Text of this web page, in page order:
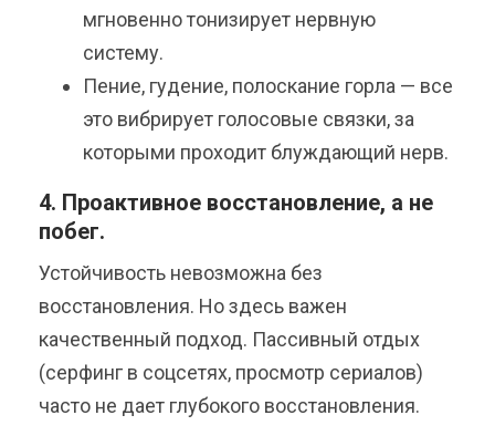
мгновенно тонизирует нервную
систему.
Пение, гудение, полоскание горла — все
это вибрирует голосовые связки, за
которыми проходит блуждающий нерв.
4. Проактивное восстановление, а не
побег.
Устойчивость невозможна без
восстановления. Но здесь важен
качественный подход. Пассивный отдых
(серфинг в соцсетях, просмотр сериалов)
часто не дает глубокого восстановления.